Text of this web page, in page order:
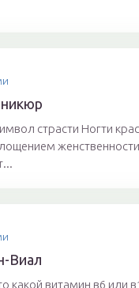
страсти Ногти
Виал
какой витамин в6 или